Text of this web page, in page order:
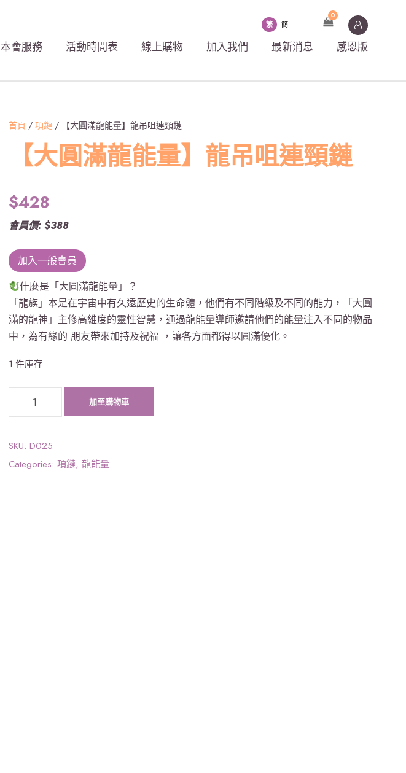
本會服務 活動時間表 線上購物 加入我們 最新消息 感恩版
繁 簡
0
首頁 / 項鏈 / 【大圓滿龍能量】龍吊咀連頸鏈
【大圓滿龍能量】龍吊咀連頸鏈
$428
會員價: $388
加入一般會員
什麼是「大圓滿龍能量」？
「龍族」本是在宇宙中有久遠歷史的生命體，他們有不同階級及不同的能力，「大圓
滿的龍神」主修高維度的靈性智慧，通過龍能量導師邀請他們的能量注入不同的物品
中，為有緣的 朋友帶來加持及祝福 ，讓各方面都得以圓滿優化。
1 件庫存
滿
龍
加至購物車
SKU: D025
Categories: 項鏈, 龍能量